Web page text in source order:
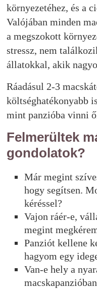
környezetéhez, és a
Valójában minden
a megszokott
stressz, nem
állatokkal, akik
Ráadásul 2-3
költséghatékonyabb
mint panzióba vinni
Felmerültek
gondolatok?
Már megint
hogy segítsen.
kéréssel?
Vajon ráér-e,
megint
Panziót kellene
hagyom egy
Van-e hely a